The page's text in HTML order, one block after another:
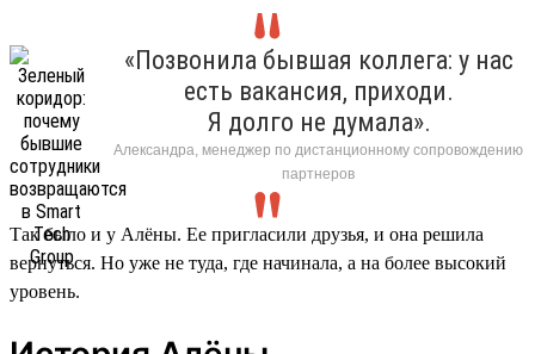
«Позвонила бывшая коллега: у нас
есть вакансия, приходи.
Я долго не думала».
Александра, менеджер по дистанционному сопровождению
партнеров
Так было и у Алёны. Ее пригласили друзья, и она решила
вернуться. Но уже не туда, где начинала, а на более высокий
уровень.